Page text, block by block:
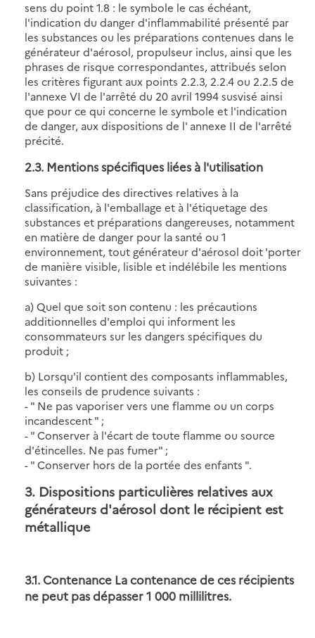
sens du point 1.8 : le symbole le cas échéant,
l'indication du danger d'inflammabilité présenté par
les substances ou les préparations contenues dans le
générateur d'aérosol, propulseur inclus, ainsi que les
phrases de risque correspondantes, attribués selon
les critères figurant aux points 2.2.3, 2.2.4 ou 2.2.5 de
l'annexe VI de l'arrêté du 20 avril 1994 susvisé ainsi
que pour ce qui concerne le symbole et l'indication
de danger, aux dispositions de l' annexe II de l'arrêté
précité.
2.3. Mentions spécifiques liées à l'utilisation
Sans préjudice des directives relatives à la
classification, à l'emballage et à l'étiquetage des
substances et préparations dangereuses, notamment
en matière de danger pour la santé ou 1
environnement, tout générateur d'aérosol doit 'porter
de manière visible, lisible et indélébile les mentions
suivantes :
a) Quel que soit son contenu : les précautions
additionnelles d'emploi qui informent les
consommateurs sur les dangers spécifiques du
produit ;
b) Lorsqu'il contient des composants inflammables,
les conseils de prudence suivants :
- " Ne pas vaporiser vers une flamme ou un corps
incandescent " ;
- " Conserver à l'écart de toute flamme ou source
d'étincelles. Ne pas fumer" ;
- " Conserver hors de la portée des enfants ".
3. Dispositions particulières relatives aux
générateurs d'aérosol dont le récipient est
métallique
3.1. Contenance La contenance de ces récipients
ne peut pas dépasser 1 000 millilitres.